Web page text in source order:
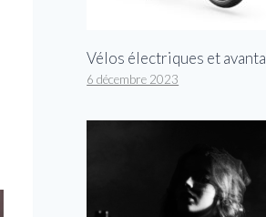
Vélos électriques et
6 décembre 2023